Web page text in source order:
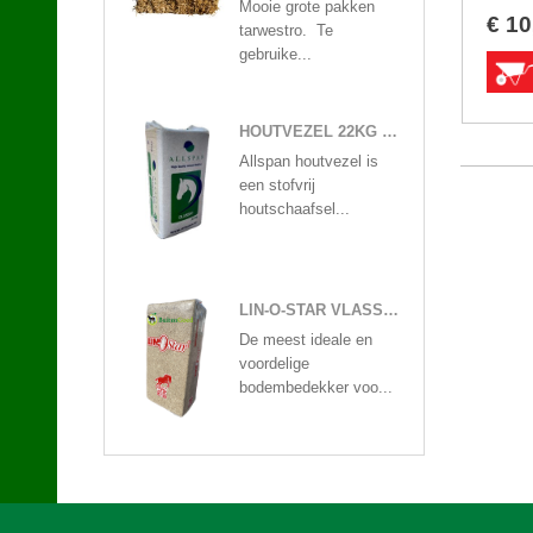
€ 10
Mooie grote pakken
tarwestro. Te
gebruike...
HOUTVEZEL 22KG ALLSPAN
Allspan houtvezel is
een stofvrij
houtschaafsel...
LIN-O-STAR VLASSTROOISEL 20KG
De meest ideale en
voordelige
bodembedekker voo...